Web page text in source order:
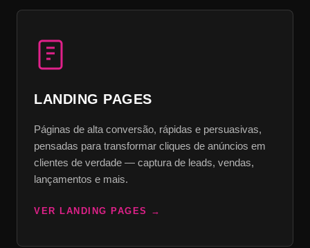
LANDING PAGES
Páginas de alta conversão, rápidas e persuasivas,
pensadas para transformar cliques de anúncios em
clientes de verdade — captura de leads, vendas,
lançamentos e mais.
VER LANDING PAGES